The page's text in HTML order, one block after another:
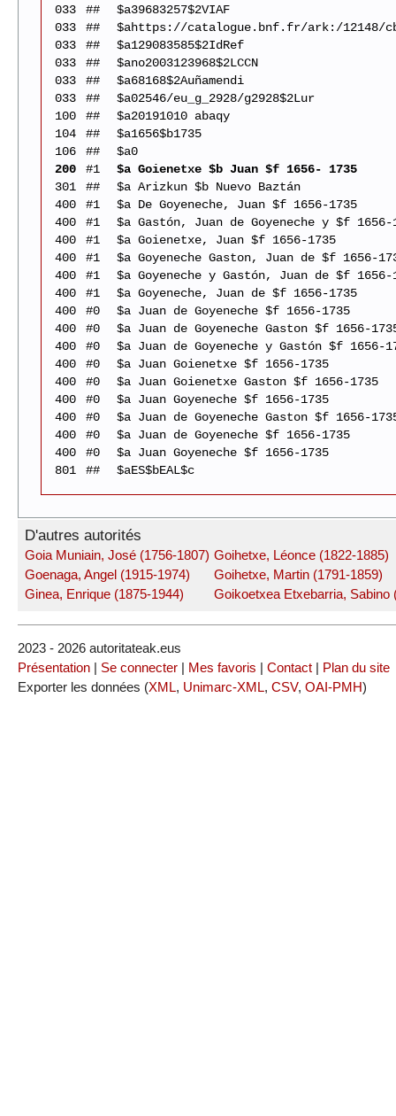
033
##
$a39683257$2VIAF
033
##
$ahttps://catalogue.bnf.fr/ark:/12148/
033
##
$a129083585$2IdRef
033
##
$ano2003123968$2LCCN
033
##
$a68168$2Auñamendi
033
##
$a02546/eu_g_2928/g2928$2Lur
100
##
$a20191010 abaqy
104
##
$a1656$b1735
106
##
$a0
200
#1
$a Goienetxe $b Juan $f 1656- 1735
301
##
$a Arizkun $b Nuevo Baztán
400
#1
$a De Goyeneche, Juan $f 1656-1735
400
#1
$a Gastón, Juan de Goyeneche y $f 1656-
400
#1
$a Goienetxe, Juan $f 1656-1735
400
#1
$a Goyeneche Gaston, Juan de $f 1656-
400
#1
$a Goyeneche y Gastón, Juan de $f 1656-
400
#1
$a Goyeneche, Juan de $f 1656-1735
400
#0
$a Juan de Goyeneche $f 1656-1735
400
#0
$a Juan de Goyeneche Gaston $f 1656-
400
#0
$a Juan de Goyeneche y Gastón $f 1656-
400
#0
$a Juan Goienetxe $f 1656-1735
400
#0
$a Juan Goienetxe Gaston $f 1656-1735
400
#0
$a Juan Goyeneche $f 1656-1735
400
#0
$a Juan de Goyeneche Gaston $f 1656-
400
#0
$a Juan de Goyeneche $f 1656-1735
400
#0
$a Juan Goyeneche $f 1656-1735
801
## $aES$bEAL$c
D'autres autorités
Goia Muniain, José (1756-1807)
Goenaga, Angel (1915-1974)
Ginea, Enrique (1875-1944)
Goihetxe, Léonce (1822-1885)
Goihetxe, Martin (1791-1859)
Goikoetxea Etxebarria, Sabino
2023 - 2026 autoritateak.eus
Présentation | Se connecter | Mes favoris | Contact | Plan du site
Exporter les données (XML, Unimarc-XML, CSV, OAI-PMH)